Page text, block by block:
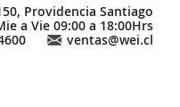
Providencia Santiago
a Vie 09:00 a 18:00Hrs
ventas@wei.cl